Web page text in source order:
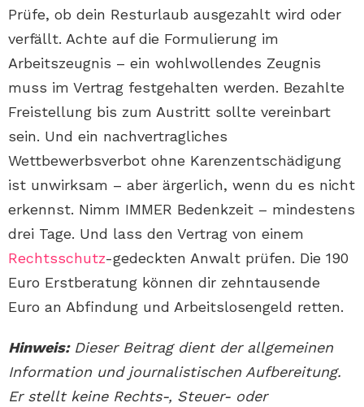
Prüfe, ob dein Resturlaub ausgezahlt wird oder
verfällt. Achte auf die Formulierung im
Arbeitszeugnis – ein wohlwollendes Zeugnis
muss im Vertrag festgehalten werden. Bezahlte
Freistellung bis zum Austritt sollte vereinbart
sein. Und ein nachvertragliches
Wettbewerbsverbot ohne Karenzentschädigung
ist unwirksam – aber ärgerlich, wenn du es nicht
erkennst. Nimm IMMER Bedenkzeit – mindestens
drei Tage. Und lass den Vertrag von einem
Rechtsschutz-gedeckten Anwalt prüfen. Die 190
Euro Erstberatung können dir zehntausende
Euro an Abfindung und Arbeitslosengeld retten.
Hinweis:Dieser Beitrag dient der allgemeinen
Information und journalistischen Aufbereitung.
Er stellt keine Rechts-, Steuer- oder